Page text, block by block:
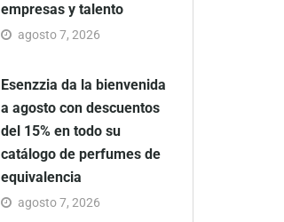
empresas y talento
agosto 7, 2026
Esenzzia da la bienvenida
a agosto con descuentos
del 15% en todo su
catálogo de perfumes de
equivalencia
agosto 7, 2026